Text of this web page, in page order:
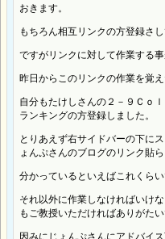
おきます。
もちろん相互リンクの方登録さ
ですがリンクに対して作業する
昨日からこのリンクの作業を覚え
自分もたけしさんの２－９Ｃｏ
ランキングの方登録しました。
とりあえず右サイドバーの下に
ょんぷさんのブログのリンク貼ら
分かっているといえばこれくらい
それ以外に作業しなければいけ
もご教授いただければありがたい